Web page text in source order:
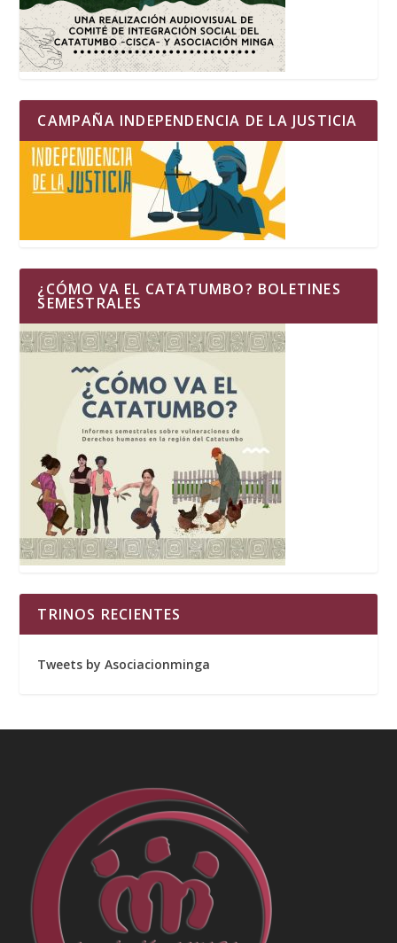
CAMPAÑA INDEPENDENCIA DE LA JUSTICIA
¿CÓMO VA EL CATATUMBO? BOLETINES
SEMESTRALES
TRINOS RECIENTES
Tweets by Asociacionminga